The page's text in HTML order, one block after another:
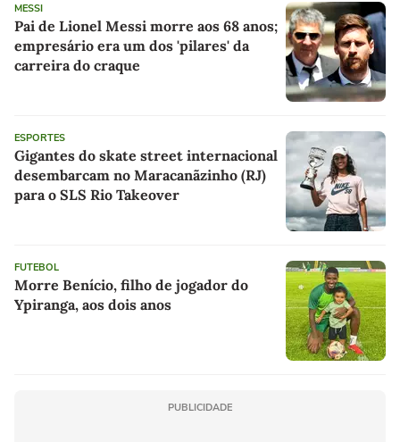
MESSI
Pai de Lionel Messi morre aos 68 anos;
empresário era um dos 'pilares' da
carreira do craque
ESPORTES
Gigantes do skate street internacional
desembarcam no Maracanãzinho (RJ)
para o SLS Rio Takeover
FUTEBOL
Morre Benício, filho de jogador do
Ypiranga, aos dois anos
PUBLICIDADE